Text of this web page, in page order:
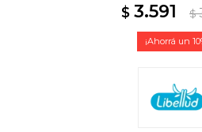
$ 3.591 $
10